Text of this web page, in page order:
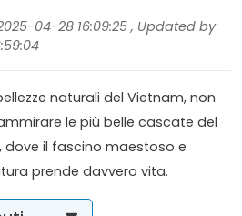
04-28 16:09:25 , Updated by
naturali del Vietnam, non
le più belle cascate del
il fascino maestoso e
prende davvero vita.